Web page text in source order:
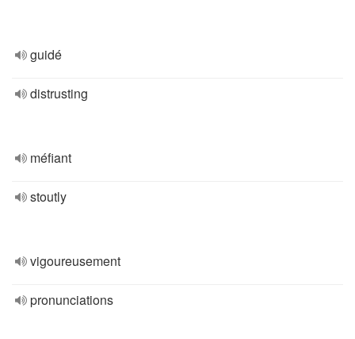
guidé
distrusting
méfiant
stoutly
vigoureusement
pronunciations